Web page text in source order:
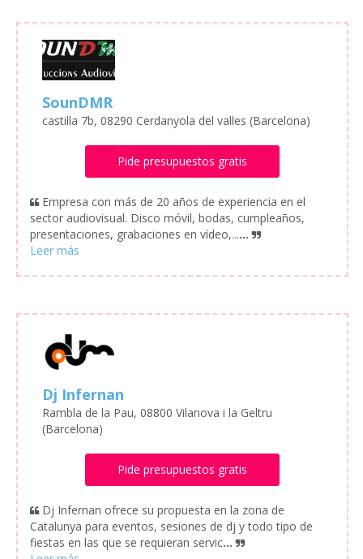
SounDMR
castilla 7b, 08290 Cerdanyola del valles (Barcelona)
Pide presupuestos gratis
Empresa con más de 20 años de experiencia en el
sector audiovisual. Disco móvil, bodas, cumpleaños,
presentaciones, grabaciones en vídeo,......
Dj Infernan
Rambla de la Pau, 08800 Vilanova i la Geltru
(Barcelona)
Pide presupuestos gratis
Dj Infernan ofrece su propuesta en la zona de
Catalunya para eventos, sesiones de dj y todo tipo de
fiestas en las que se requieran servic...